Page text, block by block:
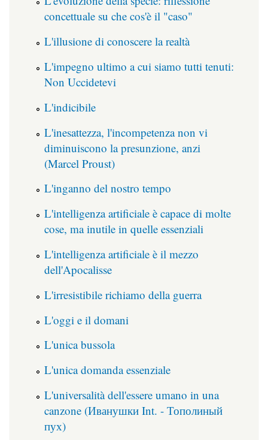
concettuale su che cos'è il "caso"
L'illusione di conoscere la realtà
L'impegno ultimo a cui siamo tutti tenuti:
Non Uccidetevi
L'indicibile
L'inesattezza, l'incompetenza non vi
diminuiscono la presunzione, anzi
(Marcel Proust)
L'inganno del nostro tempo
L'intelligenza artificiale è capace di molte
cose, ma inutile in quelle essenziali
L'intelligenza artificiale è il mezzo
dell'Apocalisse
L'irresistibile richiamo della guerra
L'oggi e il domani
L'unica bussola
L'unica domanda essenziale
L'universalità dell'essere umano in una
canzone (Иванушки Int. - Тополиный
пух)